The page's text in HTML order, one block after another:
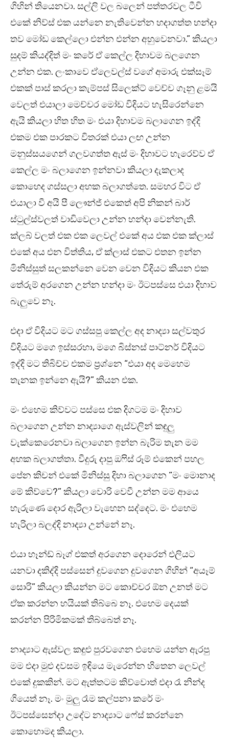
ගිහින් තියෙනවා. සල්ලි වල බලෙන් පත්තරවල ටීවි
එකේ නිව්ස් එක යන්නෙ නැතිවෙන්න හදාගත්ත හන්දා
තව මෝඩ කෙල්ලො එන්න එන්න අහුවෙනවා.” කියලා
සුදම් කියද්දිත් මං කරේ ඒ කෙල්ල දිහාවම බලගෙන
උන්න එක. ලංකාවෙ ඒලෙවල්ස් වගේ අමාරු එක්සෑම්
එකක් පාස් කරලා කැම්පස් සිලෙක්ට් වෙච්ච ගෑනු ළමයි
වෙලත් එයාලා මෙච්චර මෝඩ විදියට හැසිරෙන්නෙ
ඇයි කියලා හිත හිත මං එයා දිහාවම බලාගෙන ඉද්දි
එකම එක පාරකට විතරක් එයා ලඟ උන්න
මනුස්සයගෙන් ගලවගත්ත ඇස් මං දිහාවට හැරෙව්ව ඒ
කෙල්ල මං බලාගෙන ඉන්නවා කියලා දැකලාද
කොහෙද ගස්සලා අහක බලාගත්තෙ. සමහර විට ඒ
එයාලා වී අයි පී ලෞන්ජ් එකෙත් අපි නිකන් බාර්
ස්ටුල්ස්වලත් වාඩිවෙලා උන්න හන්දා වෙන්නැති.
ක්ලබ් වලත් එක එක ලෙවල් එකේ අය එක එක ක්ලාස්
එකේ අය එන විත්තිය, ඒ ක්ලාස් එකට එතන ඉන්න
මිනිස්සුත් සලකන්නෙ වෙන වෙන විදියට කියන එක
තේරුම් අරගෙන උන්න හන්දා මං ඊටපස්සෙ එයා දිහාව
බැලුවෙ නෑ.
එදා ඒ විදියට මට ගස්සපු කෙල්ල අද නාද්‍යා සල්වතුර
විදියට මගෙ ඉස්සරහා, මගෙ බිස්නස් පාට්නර් විදියට
ඉද්දි මට තිබිච්ච එකම ප්‍රශ්නෙ “එයා අද මෙහෙම
තැනක ඉන්නෙ ඇයි?” කියන එක.
මං එහෙම කිව්වට පස්සෙ එක දිගටම මං දිහාව
බලාගෙන උන්න නාද්‍යාගෙ ඇස්වලින් කඳුලු
වැක්කෙරෙනවා බලාගෙන ඉන්න බැරිම තැන මම
අහක බලාගත්තා. වීදුරු දාපු ඔෆිස් රූම් එකෙන් පහල
පේන කිචන් එකේ මිනිස්සු දිහා බලාගෙන “මං මොනාද
මේ කිව්වෙ?” කියලා වොරි වෙවී උන්න මම ආයෙ
හැරුණෙ දොර ඇරිලා වැහෙන සද්දෙට. මං එහෙම
හැරිලා බලද්දි නාද්‍යා උන්නේ නෑ.
එයා හෑන්ඩ් බෑග් එකත් අරගෙන දොරෙන් එලියට
යනවා දකිද්දි පස්සෙන් දුවගෙන දුවගෙන ගිහින් “අයෑම්
සොරි” කියලා කියන්න මට කොච්චර ඕන උනත් මට
ඒක කරන්න හයියක් තිබ්බෙ නෑ. එහෙම දෙයක්
කරන්න පිරිමිකමක් තිබ්බෙත් නෑ.
නාද්‍යාට ඇස්වල කඳුළු පුරවගෙන එහෙම යන්න ඇරපු
මම එදා මුළු දවසම ඉඳියෙ මැරෙන්න හිතෙන ලෙවල්
එකේ දුකකින්. මට ඇත්තටම කිව්වොත් එදා රෑ නින්ද
ගියෙත් නෑ. මං මුලු රෑම කල්පනා කරේ මං
ඊටපස්සෙන්දා උදේට නාද්‍යාට ෆේස් කරන්නෙ
කොහොමද කියලා.